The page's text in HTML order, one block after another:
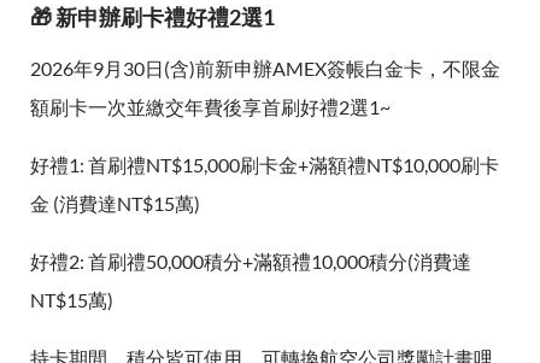
🎁 新申辦刷卡禮好禮2選1
2026年9月30日(含)前新申辦AMEX簽帳白金卡，不限金
額刷卡一次並繳交年費後享首刷好禮2選1~
好禮1: 首刷禮NT$15,000刷卡金+滿額禮NT$10,000刷卡
金 (消費達NT$15萬)
好禮2: 首刷禮50,000積分+滿額禮10,000積分(消費達
NT$15萬)
持卡期間，積分皆可使用。可轉換航空公司獎勵計畫哩